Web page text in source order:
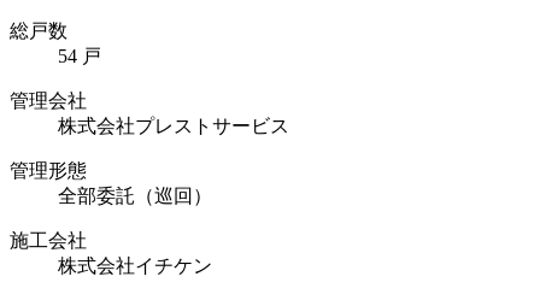
総戸数
54 戸
管理会社
株式会社プレストサービス
管理形態
全部委託（巡回）
施工会社
株式会社イチケン